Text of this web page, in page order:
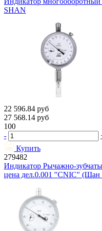
SHAN
22 596.84 руб
27 568.14 руб
100
-
Купить
279482
Индикатор Рычажно-
цена дел.0.001 "CNIC" (Шан